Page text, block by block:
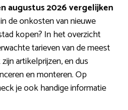
augustus 2026 vergelijken
de onkosten van nieuwe
kopen? In het overzicht
tarieven van de meest
artikelprijzen, en dus
en monteren. Op
je ook handige informatie